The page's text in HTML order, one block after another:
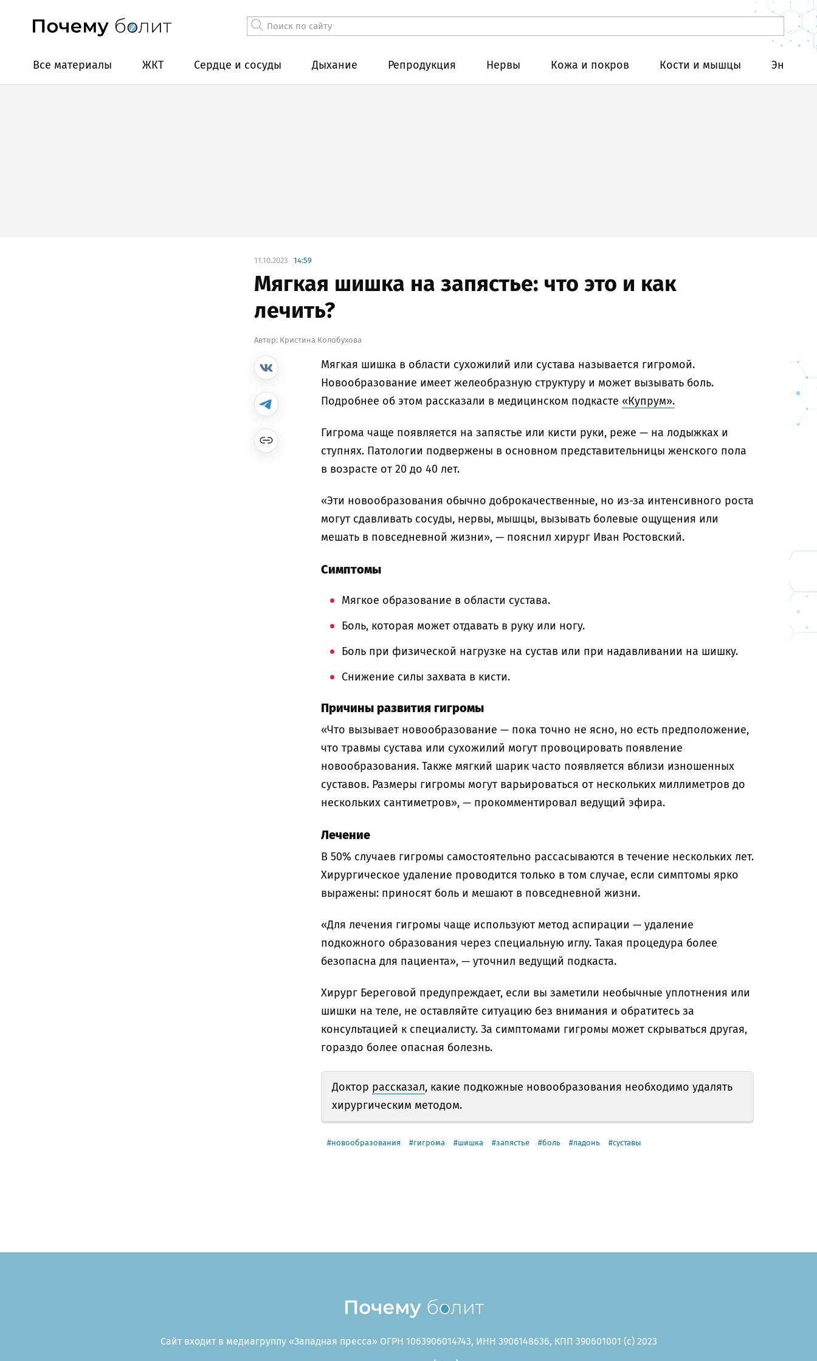
Все материалы ЖКТ Сердце и сосуды Дыхание Репродукция Нервы Кожа и покров Кости и мышцы
11.10.2023 14:59
Мягкая шишка на запястье: что это и как
лечить?
Автор: Кристина Колобухова
Мягкая шишка в области сухожилий или сустава называется гигромой.
Новообразование имеет желеобразную структуру и может вызывать боль.
Подробнее об этом рассказали в медицинском подкасте «Купрум».
Гигрома чаще появляется на запястье или кисти руки, реже — на лодыжках и
ступнях. Патологии подвержены в основном представительницы женского пола
в возрасте от 20 до 40 лет.
«Эти новообразования обычно доброкачественные, но из-за интенсивного роста
могут сдавливать сосуды, нервы, мышцы, вызывать болевые ощущения или
мешать в повседневной жизни», — пояснил хирург Иван Ростовский.
Симптомы
Мягкое образование в области сустава.
Боль, которая может отдавать в руку или ногу.
Боль при физической нагрузке на сустав или при надавливании на шишку.
Снижение силы захвата в кисти.
Причины развития гигромы
«Что вызывает новообразование — пока точно не ясно, но есть предположение,
что травмы сустава или сухожилий могут провоцировать появление
новообразования. Также мягкий шарик часто появляется вблизи изношенных
суставов. Размеры гигромы могут варьироваться от нескольких миллиметров до
нескольких сантиметров», — прокомментировал ведущий эфира.
Лечение
В 50% случаев гигромы самостоятельно рассасываются в течение нескольких лет.
Хирургическое удаление проводится только в том случае, если симптомы ярко
выражены: приносят боль и мешают в повседневной жизни.
«Для лечения гигромы чаще используют метод аспирации — удаление
подкожного образования через специальную иглу. Такая процедура более
безопасна для пациента», — уточнил ведущий подкаста.
Хирург Береговой предупреждает, если вы заметили необычные уплотнения или
шишки на теле, не оставляйте ситуацию без внимания и обратитесь за
консультацией к специалисту. За симптомами гигромы может скрываться другая,
гораздо более опасная болезнь.
Доктор рассказал, какие подкожные новообразования необходимо удалять
хирургическим методом.
новообразования гигрома шишка запястье боль ладонь суставы
Сайт входит в медиагруппу «Западная пресса» ОГРН 1063906014743, ИНН 3906148636, КПП 390601001 (c) 2023